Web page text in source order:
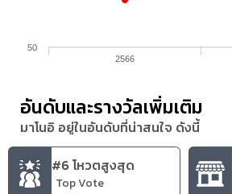
2566
50
อันดับและรางวัลเพิ่มเติม
มาโนอิ อยู่ในอันดับที่น่าสนใจ ดังนี้
#6 โหวตสูงสุด
Top Vote